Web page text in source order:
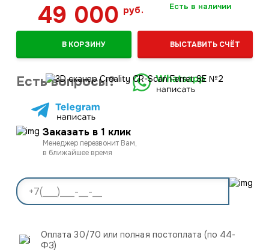
49 000руб. Есть в наличии
В КОРЗИНУ ВЫСТАВИТЬ СЧЁТ
Есть вопросы?
Заказать в 1 клик
Менеджер перезвонит Вам,
в ближайшее время
Оплата 30/70 или полная постоплата (по 44-
ФЗ)